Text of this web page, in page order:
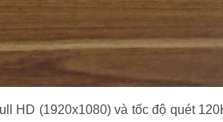
HD (1920x1080) và tốc độ quét